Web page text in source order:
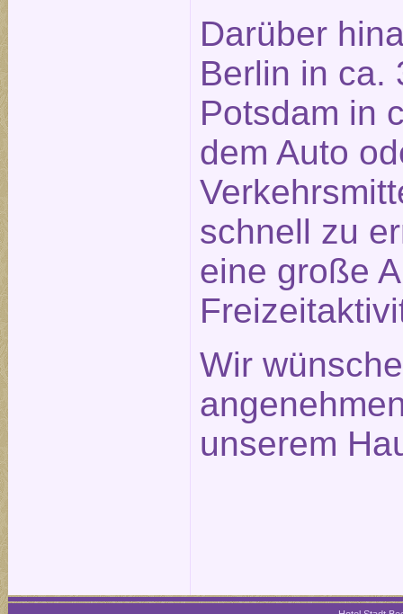
Darüber
Berlin in ca.
Potsdam in
dem Auto
schnell zu
eine große
Wir
unserem